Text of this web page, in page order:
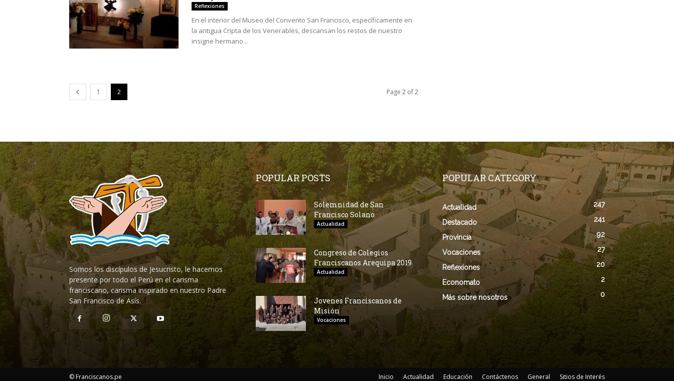
Reflexiones
En el interior del Museo del Convento San Francisco, específicamente en
la antigua Cripta de los Venerables, descansan los restos de nuestro
insigne hermano...
1 2 Page 2 of 2
Somos los discípulos de Jesucristo, le hacemos
presente por todo el Perú en el carisma
franciscano, carisma inspirado en nuestro Padre
San Francisco de Asís.
POPULAR POSTS
Solemnidad de San
Francisco Solano
Actualidad
Congreso de Colegios
Franciscanos Arequipa 2019
Actualidad
Jovenes Franciscanos de
Misión
Vocaciones
POPULAR CATEGORY
Actualidad 247
Destacado 241
Provincia 92
Vocaciones 27
Reflexiones 20
Economato 2
Más sobre nosotros 0
Inicio Actualidad Educación Contáctenos General Sitios de Interés
© Franciscanos.pe